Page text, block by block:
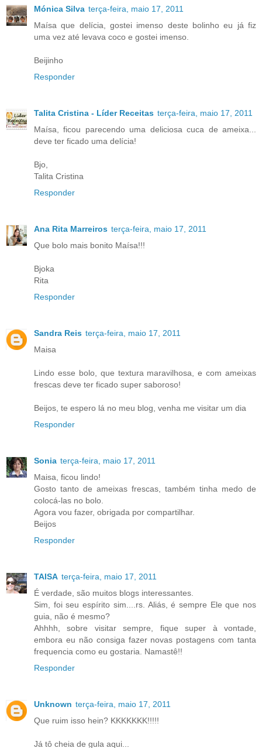
Mónica Silva terça-feira, maio 17, 2011
Maísa que delícia, gostei imenso deste bolinho eu já fiz
uma vez até levava coco e gostei imenso.
Beijinho
Responder
Talita Cristina - Líder Receitas terça-feira, maio 17, 2011
Maísa, ficou parecendo uma deliciosa cuca de ameixa...
deve ter ficado uma delícia!
Bjo,
Talita Cristina
Responder
Ana Rita Marreiros terça-feira, maio 17, 2011
Que bolo mais bonito Maísa!!!
Bjoka
Rita
Responder
Sandra Reis terça-feira, maio 17, 2011
Maisa
Lindo esse bolo, que textura maravilhosa, e com ameixas
frescas deve ter ficado super saboroso!
Beijos, te espero lá no meu blog, venha me visitar um dia
Responder
Sonia terça-feira, maio 17, 2011
Maisa, ficou lindo!
Gosto tanto de ameixas frescas, também tinha medo de
colocá-las no bolo.
Agora vou fazer, obrigada por compartilhar.
Beijos
Responder
TAISA terça-feira, maio 17, 2011
É verdade, são muitos blogs interessantes.
Sim, foi seu espírito sim....rs. Aliás, é sempre Ele que nos
guia, não é mesmo?
Ahhhh, sobre visitar sempre, fique super à vontade,
embora eu não consiga fazer novas postagens com tanta
frequencia como eu gostaria. Namastê!!
Responder
Unknown terça-feira, maio 17, 2011
Que ruim isso hein? KKKKKKK!!!!!
Já tô cheia de gula aqui...